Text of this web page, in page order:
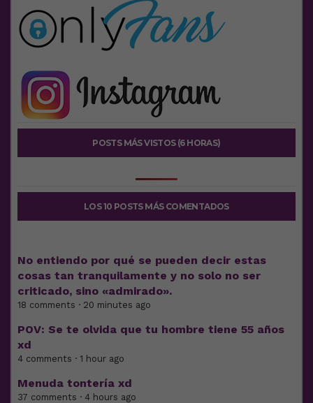
POSTS MÁS VISTOS (6 HORAS)
LOS 10 POSTS MÁS COMENTADOS
No entiendo por qué se pueden decir estas
cosas tan tranquilamente y no solo no ser
criticado, sino «admirado».
18 comments · 20 minutes ago
POV: Se te olvida que tu hombre tiene 55 años
xd
4 comments · 1 hour ago
Menuda tontería xd
37 comments · 4 hours ago